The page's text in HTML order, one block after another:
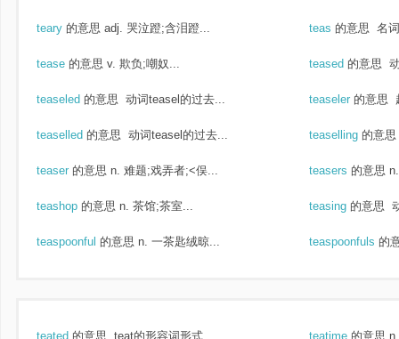
teary 的意思 adj. 哭泣蹬;含泪蹬... teas 的意思 名
tease 的意思 v. 欺负;嘲奴... teased 的意思
teaseled 的意思 动词teasel的过去... teaseler 的意思
teaselled 的意思 动词teasel的过去... teaselling 的意思
teaser 的意思 n. 难题;戏弄者;<俣... teasers 的意思
teashop 的意思 n. 茶馆;茶室... teasing 的意思
teaspoonful 的意思 n. 一茶匙绒晾... teaspoonfuls 的
teated 的意思 teat的形容词形式... teatime 的意思